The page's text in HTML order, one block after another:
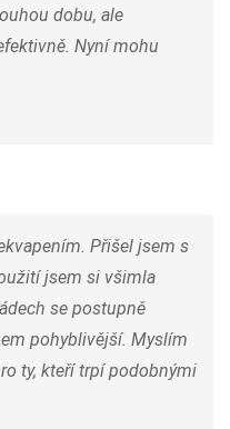
dobu, ale
Nyní mohu
Přišel jsem s
jsem si všimla
se postupně
pohyblivější. Myslím
ty, kteří trpí podobnými